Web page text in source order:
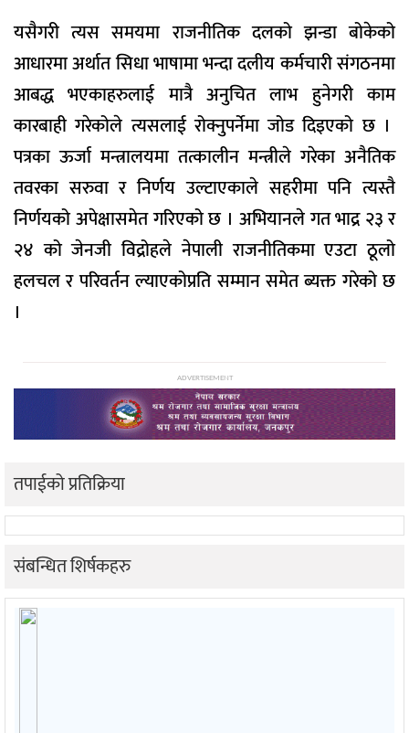
यसैगरी त्यस समयमा राजनीतिक दलको झन्डा बोकेको
आधारमा अर्थात सिधा भाषामा भन्दा दलीय कर्मचारी संगठनमा
आबद्ध भएकाहरुलाई मात्रै अनुचित लाभ हुनेगरी काम
कारबाही गरेकोले त्यसलाई रोक्नुपर्नेमा जोड दिइएको छ ।
पत्रका ऊर्जा मन्त्रालयमा तत्कालीन मन्त्रीले गरेका अनैतिक
तवरका सरुवा र निर्णय उल्टाएकाले सहरीमा पनि त्यस्तै
निर्णयको अपेक्षासमेत गरिएको छ । अभियानले गत भाद्र २३ र
२४ को जेनजी विद्रोहले नेपाली राजनीतिकमा एउटा ठूलो
हलचल र परिवर्तन ल्याएकोप्रति सम्मान समेत ब्यक्त गरेको छ
।
ADVERTISEMENT
तपाईको प्रतिक्रिया
संबन्धित शिर्षकहरु